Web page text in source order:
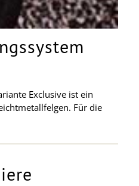
Exclusive ist ein
Für die